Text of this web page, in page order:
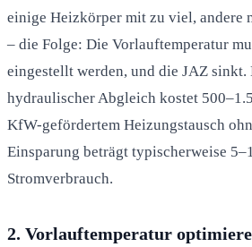
einige Heizkörper mit zu viel, andere
– die Folge: Die Vorlauftemperatur
eingestellt werden, und die JAZ
hydraulischer Abgleich kostet
KfW-gefördertem Heizungstausch
Einsparung beträgt typischerweise
Stromverbrauch.
2. Vorlauftemperatur